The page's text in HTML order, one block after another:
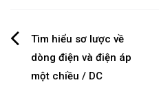
Post
navigation
Tìm hiểu sơ lược về
dòng điện và điện áp
một chiều / DC